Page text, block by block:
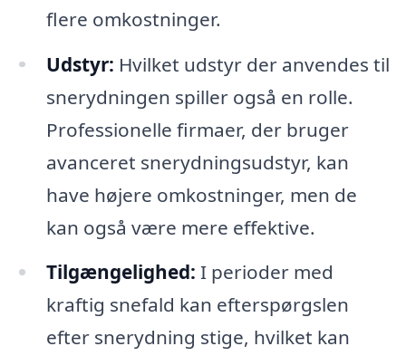
flere omkostninger.
Udstyr: Hvilket udstyr der anvendes til
snerydningen spiller også en rolle.
Professionelle firmaer, der bruger
avanceret snerydningsudstyr, kan
have højere omkostninger, men de
kan også være mere effektive.
Tilgængelighed: I perioder med
kraftig snefald kan efterspørgslen
efter snerydning stige, hvilket kan